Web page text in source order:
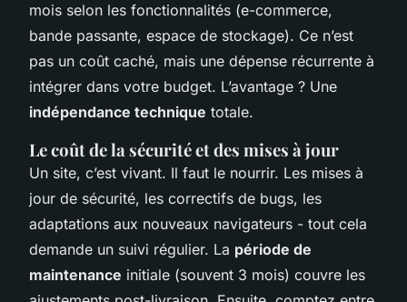
mois selon les fonctionnalités (e-commerce,
bande passante, espace de stockage). Ce n’est
pas un coût caché, mais une dépense récurrente à
intégrer dans votre budget. L’avantage ? Une
indépendance technique totale.
Le coût de la sécurité et des mises à jour
Un site, c’est vivant. Il faut le nourrir. Les mises à
jour de sécurité, les correctifs de bugs, les
adaptations aux nouveaux navigateurs - tout cela
demande un suivi régulier. La période de
maintenance initiale (souvent 3 mois) couvre les